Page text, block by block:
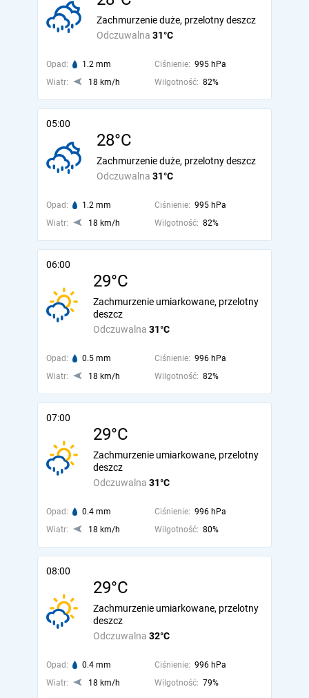
Odczuwalna 31°C
Zachmurzenie duże, przelotny deszcz
Opad: 1.2 mm Ciśnienie: 995 hPa
Wiatr:
18 km/h Wilgotność: 82%
05:00
28°C
Odczuwalna 31°C
Zachmurzenie duże, przelotny deszcz
Opad: 1.2 mm Ciśnienie: 995 hPa
Wiatr:
18 km/h Wilgotność: 82%
06:00
29°C
Odczuwalna 31°C
Zachmurzenie umiarkowane, przelotny
deszcz
Opad: 0.5 mm Ciśnienie: 996 hPa
Wiatr:
18 km/h Wilgotność: 82%
07:00
29°C
Odczuwalna 31°C
Zachmurzenie umiarkowane, przelotny
deszcz
Opad: 0.4 mm Ciśnienie: 996 hPa
Wiatr:
18 km/h Wilgotność: 80%
08:00
29°C
Odczuwalna 32°C
Zachmurzenie umiarkowane, przelotny
deszcz
Opad: 0.4 mm Ciśnienie: 996 hPa
Wiatr:
18 km/h Wilgotność: 79%